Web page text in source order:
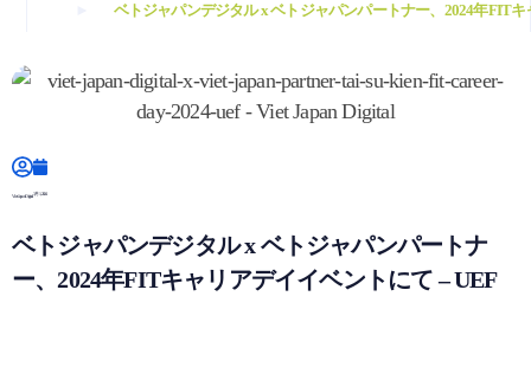
ベトジャパンデジタル x ベトジャパンパートナー、2024年FIT
Viet Japan Digital3月 1, 2024
ベトジャパンデジタル x ベトジャパンパートナ
ー、2024年FITキャリアデイイベントにて – UEF